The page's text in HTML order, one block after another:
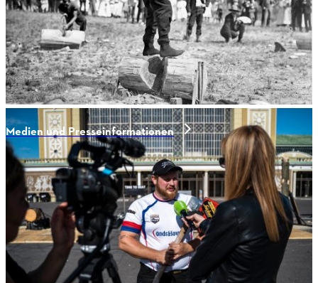
Medien und Presseinformationen